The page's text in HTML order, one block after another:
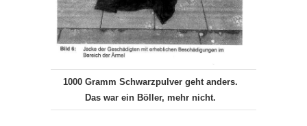
1000 Gramm Schwarzpulver geht anders.
Das war ein Böller, mehr nicht.